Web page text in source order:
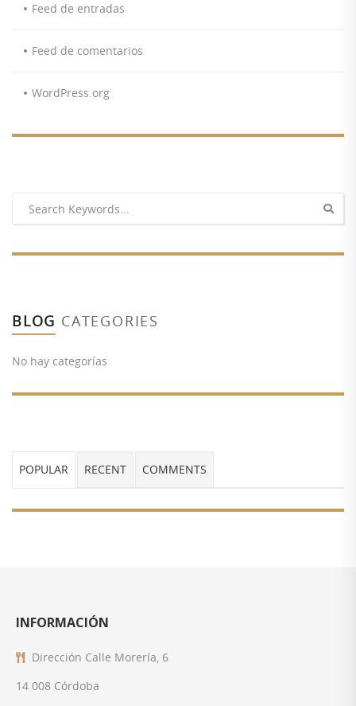
Feed de entradas
Feed de comentarios
WordPress.org
BLOG CATEGORIES
No hay categorías
POPULAR RECENT COMMENTS
INFORMACIÓN
Dirección Calle Morería, 6
14 008 Córdoba